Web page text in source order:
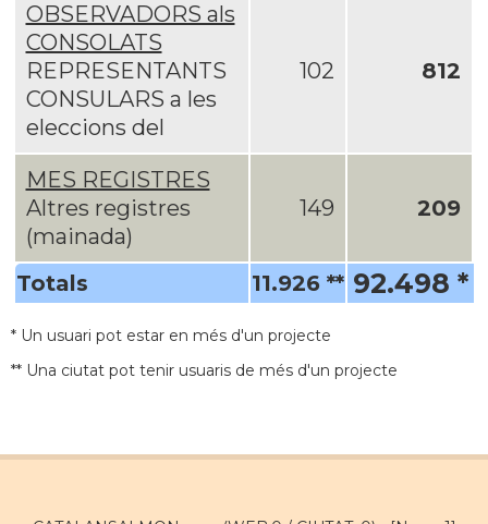
OBSERVADORS als
CONSOLATS
REPRESENTANTS
CONSULARS a les
eleccions del
102 812
MES REGISTRES
Altres registres
(mainada)
149 209
Totals 11.926 ** 92.498 *
* Un usuari pot estar en més d'un projecte
** Una ciutat pot tenir usuaris de més d'un projecte